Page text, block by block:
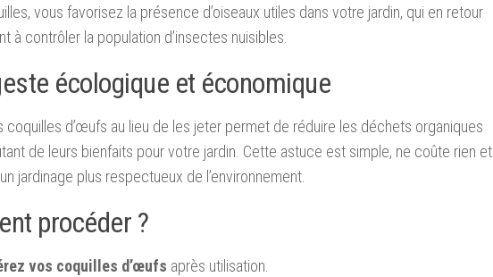
vous favorisez la présence d’oiseaux utiles dans votre jardin, qui en retour
à contrôler la population d’insectes nuisibles.
écologique et économique
coquilles d’œufs au lieu de les jeter permet de réduire les déchets organiques
de leurs bienfaits pour votre jardin. Cette astuce est simple, ne coûte rien et
jardinage plus respectueux de l’environnement.
procéder ?
vos coquilles d’œufs après utilisation.